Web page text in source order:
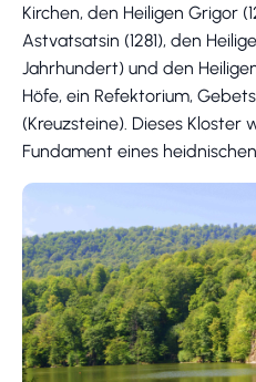
Kirchen, den Heiligen Grigor
Astvatsatsin (1281), den
Jahrhundert) und den
Höfe, ein Refektorium,
(Kreuzsteine). Dieses Kloster
Fundament eines